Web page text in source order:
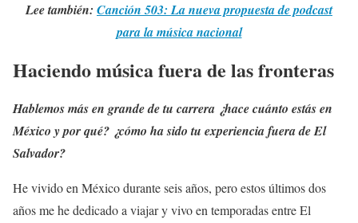
Lee también: Canción 503: La nueva propuesta de podcast
para la música nacional
Haciendo música fuera de las fronteras
Hablemos más en grande de tu carrera ¿hace cuánto estás en
México y por qué? ¿cómo ha sido tu experiencia fuera de El
Salvador?
He vivido en México durante seis años, pero estos últimos dos
años me he dedicado a viajar y vivo en temporadas entre El